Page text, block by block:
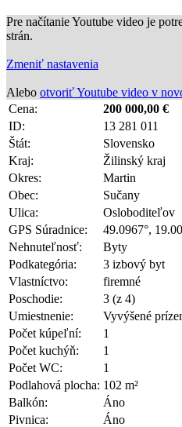
Pre načítanie Youtube video je
strán.
Zmeniť nastavenia
Alebo otvoriť Youtube video v
Cena:
200 000,00 €
ID:
13 281 011
Štát:
Slovensko
Kraj:
Žilinský kraj
Okres:
Martin
Obec:
Sučany
Ulica:
Osloboditeľov
GPS Súradnice:
49.0967°,
Nehnuteľnosť:
Byty
Podkategória:
3 izbový byt
Vlastníctvo:
firemné
Poschodie:
3 (z 4)
Umiestnenie:
Vyvýšené
Počet kúpeľní:
1
Počet kuchýň:
1
Počet WC:
1
Podlahová plocha: 102 m²
Balkón:
Áno
Pivnica:
Áno